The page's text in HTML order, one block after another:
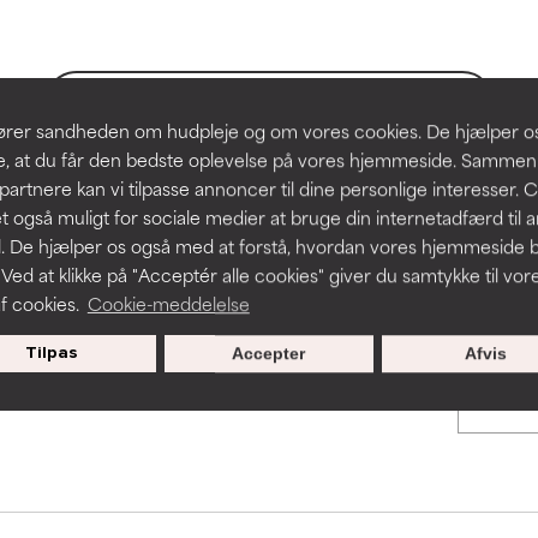
sandheden om hudpleje og om vores cookies. De hjælper
at du får den bedste oplevelse på vores hjemmeside.
kan vi tilpasse annoncer til dine personlige interesser.
også muligt for sociale medier at bruge din internetadfærd til
De hjælper os også med at forstå, hvordan vores hjemmeside
at klikke på "Acceptér alle cookies" giver du samtykke til
cookies. Cookie-meddelelse
Tilpas Afvis
Accepter
to assess ingredients in this dictionary. Regulations
men kan have kosmetiske, stabilitetsmæssige eller
anvendelighed.
irritation. Risikoen øges, når det kombineres med andre
men kan have kosmetiske, stabilitetsmæssige eller
anvendelighed.
irritation. Risikoen øges, når det kombineres med andre